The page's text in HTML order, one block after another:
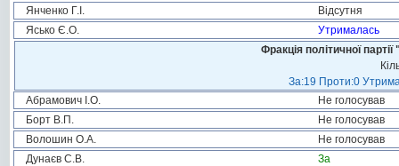
Янченко Г.І.
Відсутня
Ясько Є.О.
Утрималась
Фракція політичної
За:19 Проти:0
Абрамович І.О.
Не голосував
Борт В.П.
Не голосував
Волошин О.А.
Не голосував
Дунаєв С.В.
За